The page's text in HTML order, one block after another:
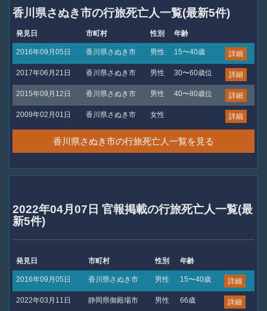
香川県さぬき市の行旅死亡人一覧(最新5件)
発見日 市町村 性別 年齢
2016年09月05日 香川県さぬき市 男性 15〜40歳 詳細
2017年06月21日 香川県さぬき市 男性 30〜60歳位 詳細
2015年09月12日 香川県さぬき市 男性 40〜80歳位 詳細
2009年02月01日 香川県さぬき市 女性 詳細
香川県さぬき市の行旅死亡人一覧を見る
2022年04月07日 官報掲載の行旅死亡人一覧(最
新5件)
発見日 市町村 性別 年齢
2016年09月05日 香川県さぬき市 男性 15〜40歳 詳細
2022年03月11日 静岡県御殿場市 男性 66歳 詳細